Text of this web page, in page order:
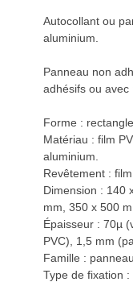
Autocollant ou
aluminium.
Panneau non
adhésifs ou avec
Forme :
Matériau : film
aluminium.
Revêtement :
Dimension : 140
mm, 350 x 500
Épaisseur : 70µ
PVC), 1,5 mm
Famille :
Type de fixation